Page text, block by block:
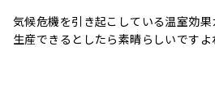
気候危機を引き起こしている温室効
生産できるとしたら素晴らしいですよ